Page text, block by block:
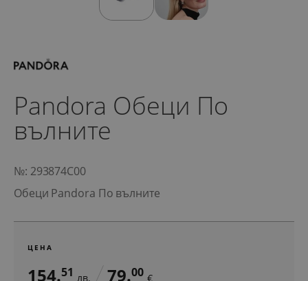
Pandora Обеци По
вълните
№: 293874C00
Обеци Pandora По вълните
ЦЕНА
154.51 лв. 79.00 €